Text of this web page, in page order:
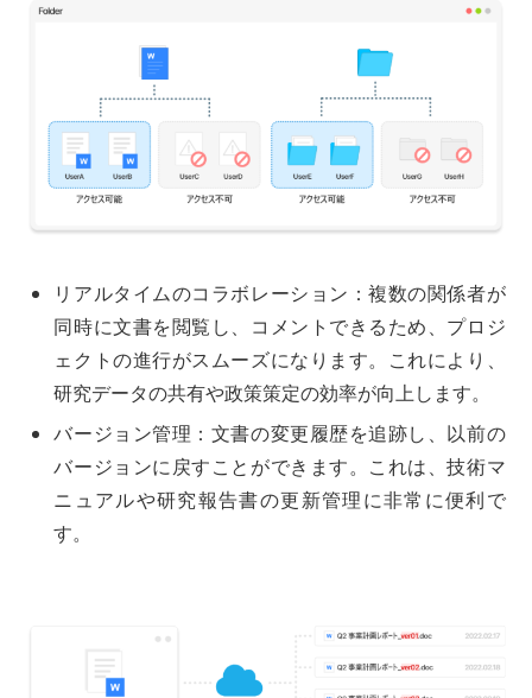
リアルタイムのコラボレーション：複数の関係者が
同時に文書を閲覧し、コメントできるため、プロジ
ェクトの進行がスムーズになります。これにより、
研究データの共有や政策策定の効率が向上します。
バージョン管理：文書の変更履歴を追跡し、以前の
バージョンに戻すことができます。これは、技術マ
ニュアルや研究報告書の更新管理に非常に便利で
す。